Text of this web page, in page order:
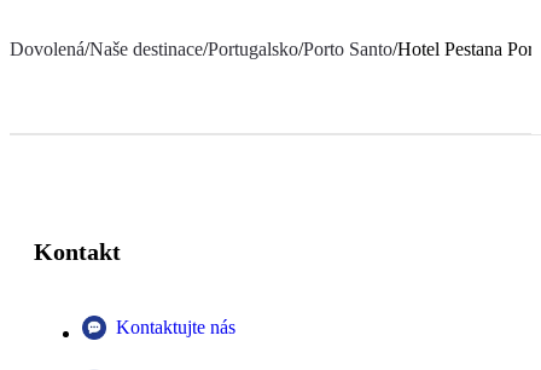
Dovolená/Naše destinace/Portugalsko/Porto Santo/Hotel Pestana
Kontakt
Kontaktujte nás